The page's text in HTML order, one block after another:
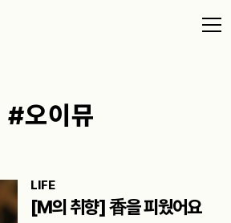
#오이뮤
LIFE
[M의 취향] 香을 피웠어요